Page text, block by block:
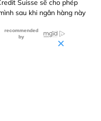
Suisse sẽ cho phép
sau khi ngân hàng này